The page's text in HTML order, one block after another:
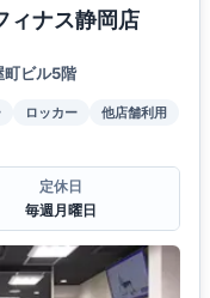
ィナス静岡店
ビル5階
ロッカー
他店舗利用
定休日
毎週月曜日